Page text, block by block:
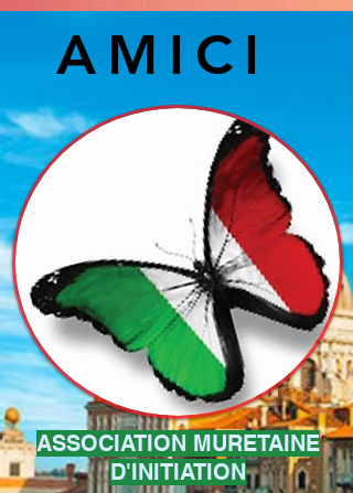
AMICI
ASSOCIATION MURETAINE
D'INITIATION